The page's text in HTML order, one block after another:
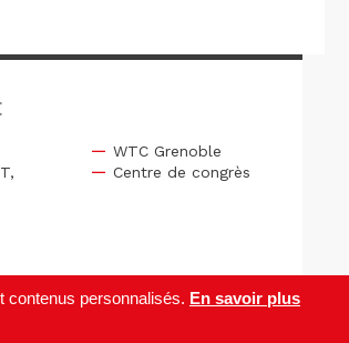
WTC Grenoble
Centre de congrès
contenus personnalisés. En savoir plus